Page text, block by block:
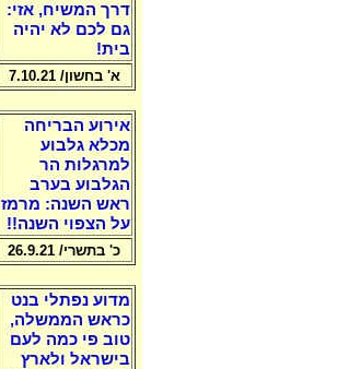
דרך המשיח, אזי:
גם לכם לא יהיה
בית!
א' בחשון/ 7.10.21
אירוע הבריחה
מכלא גלבוע
למרגלות הר
הגלבוע בערב
ראש השנה: מרמז
על הצפוי השנה!!
כ' בתשרי/ 26.9.21
מדוע נפתלי בנט
כראש הממשלה,
טוב פי כמה לעם
בישראל ולארץ